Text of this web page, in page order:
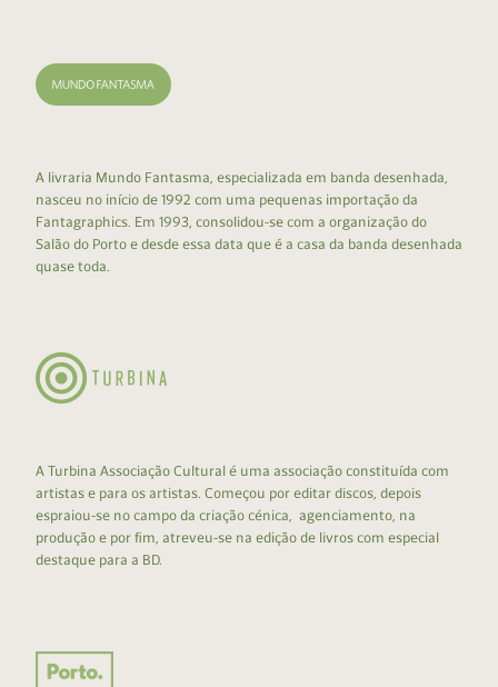
A livraria Mundo Fantasma, especializada em banda desenhada,
nasceu no início de 1992 com uma pequenas importação da
Fantagraphics. Em 1993, consolidou-se com a organização do
Salão do Porto e desde essa data que é a casa da banda desenhada
quase toda.
A Turbina Associação Cultural é uma associação constituída com
artistas e para os artistas. Começou por editar discos, depois
espraiou-se no campo da criação cénica, agenciamento, na
produção e por fim, atreveu-se na edição de livros com especial
destaque para a BD.